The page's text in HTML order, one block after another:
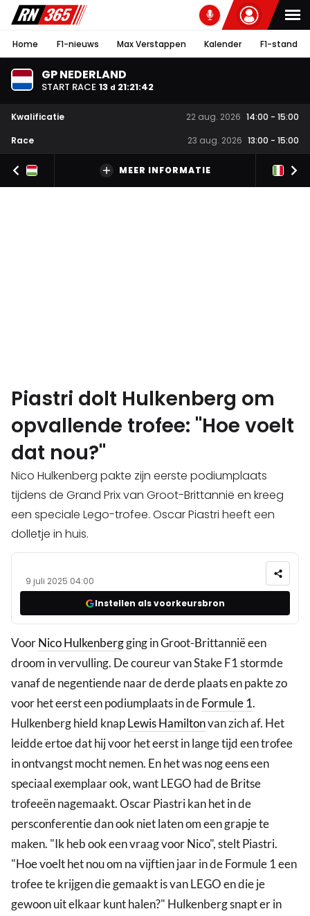
Home F1-nieuws Max Verstappen Kalender F1-stand
GP NEDERLAND
START RACE 13 d 21:21:41
Kwalificatie 22 aug. 2026 14:00 - 15:00
Race
23 aug. 2026 13:00 - 15:00
MEER INFORMATIE
Piastri dolt Hulkenberg om
opvallende trofee: "Hoe voelt
dat nou?"
Nico Hulkenberg pakte zijn eerste podiumplaats
tijdens de Grand Prix van Groot-Brittannië en kreeg
een speciale Lego-trofee. Oscar Piastri heeft een
dolletje in huis.
9 juli 2025 04:00
Instellen als voorkeursbron
VoorNico Hulkenbergging in Groot-Brittannië een
droom in vervulling. De coureur van Stake F1 stormde
vanaf de negentiende naar de derde plaats en pakte zo
voor het eerst een podiumplaats in deFormule 1.
Hulkenberg hield knapLewis Hamiltonvan zich af. Het
leidde ertoe dat hij voor het eerst in lange tijd een trofee
in ontvangst mocht nemen. En het was nog eens een
speciaal exemplaar ook, want LEGO had de Britse
trofeeën nagemaakt. Oscar Piastri kan het in de
persconferentie dan ook niet laten om een grapje te
maken. "Ik heb ook een vraag voor Nico", stelt Piastri.
"Hoe voelt het nou om na vijftien jaar in de Formule 1 een
trofee te krijgen die gemaakt is van LEGO en die je
gewoon uit elkaar kunt halen?" Hulkenberg snapt er in